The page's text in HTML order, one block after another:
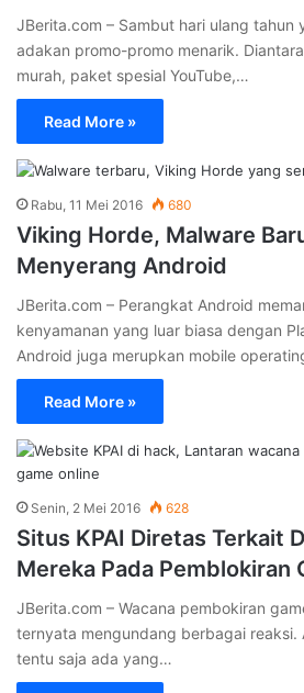
JBerita.com – Sambut hari ulang tahun
adakan promo-promo menarik.
murah, paket spesial YouTube,…
Read More »
Rabu, 11 Mei 2016 680
Viking Horde, Malware
Menyerang Android
JBerita.com – Perangkat Android
kenyamanan yang luar biasa dengan
Android juga merupkan mobile
Read More »
Senin, 2 Mei 2016 628
Situs KPAI Diretas Terkait
Mereka Pada Pemblokiran
JBerita.com – Wacana pembokiran
ternyata mengundang berbagai reaksi.
tentu saja ada yang…